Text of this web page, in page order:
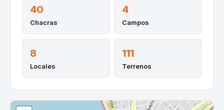
40
Chacras
4
Campos
8
Locales
111
Terrenos